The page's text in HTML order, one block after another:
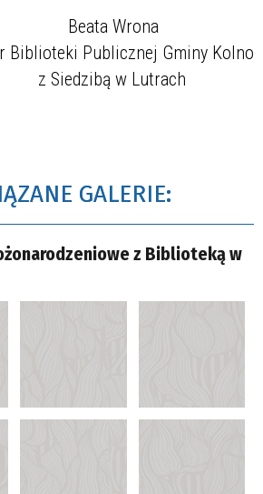
Beata Wrona
Biblioteki Publicznej Gminy Kolno
z Siedzibą w Lutrach
GALERIE:
z Biblioteką w